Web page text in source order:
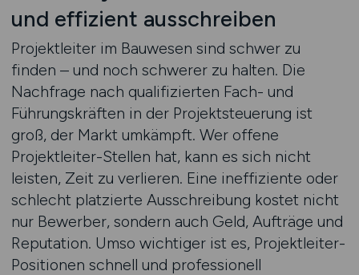
und effizient ausschreiben
Projektleiter im Bauwesen sind schwer zu
finden – und noch schwerer zu halten. Die
Nachfrage nach qualifizierten Fach- und
Führungskräften in der Projektsteuerung ist
groß, der Markt umkämpft. Wer offene
Projektleiter-Stellen hat, kann es sich nicht
leisten, Zeit zu verlieren. Eine ineffiziente oder
schlecht platzierte Ausschreibung kostet nicht
nur Bewerber, sondern auch Geld, Aufträge und
Reputation. Umso wichtiger ist es, Projektleiter-
Positionen schnell und professionell